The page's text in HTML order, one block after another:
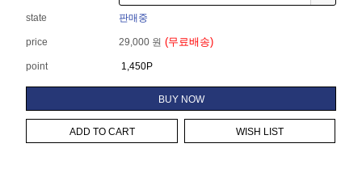
state 판매중
price 29,000 원 (무료배송)
point 1,450P
BUY NOW
ADD TO CART WISH LIST